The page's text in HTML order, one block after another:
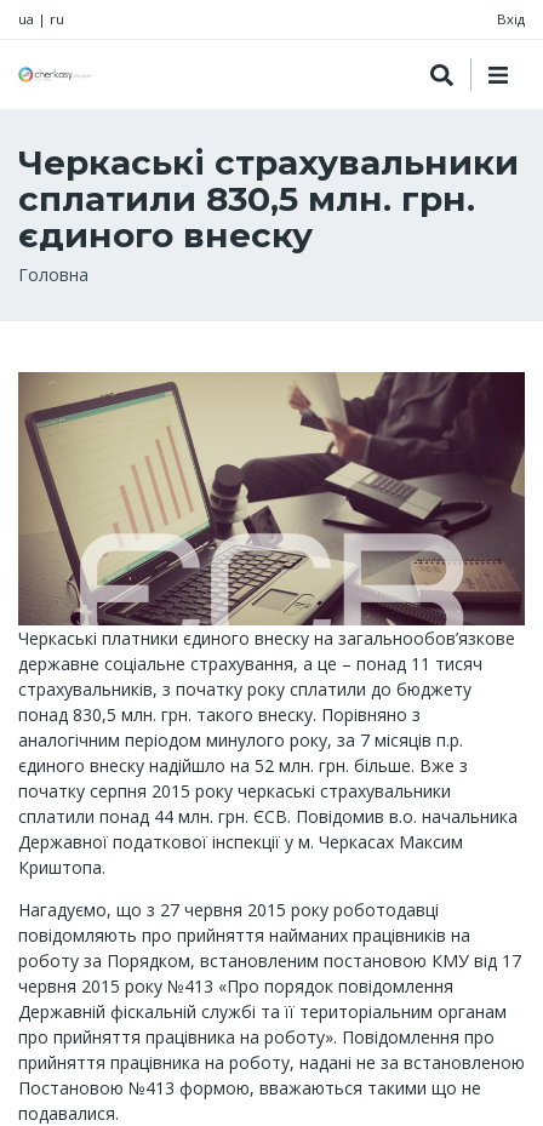
ua | ru Вхід
Черкаські страхувальники
сплатили 830,5 млн. грн.
єдиного внеску
Рядок
Головна
Черкаські платники єдиного внеску на загальнообов’язкове
державне соціальне страхування, а це – понад 11 тисяч
страхувальників, з початку року сплатили до бюджету
понад 830,5 млн. грн. такого внеску. Порівняно з
аналогічним періодом минулого року, за 7 місяців п.р.
єдиного внеску надійшло на 52 млн. грн. більше. Вже з
початку серпня 2015 року черкаські страхувальники
сплатили понад 44 млн. грн. ЄСВ. Повідомив в.о. начальника
Державної податкової інспекції у м. Черкасах Максим
Криштопа.
Нагадуємо, що з 27 червня 2015 року роботодавці
повідомляють про прийняття найманих працівників на
роботу за Порядком, встановленим постановою КМУ від 17
червня 2015 року №413 «Про порядок повідомлення
Державній фіскальній службі та її територіальним органам
про прийняття працівника на роботу». Повідомлення про
прийняття працівника на роботу, надані не за встановленою
Постановою №413 формою, вважаються такими що не
подавалися.